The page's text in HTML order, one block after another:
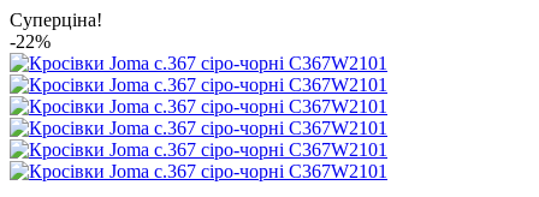
Суперціна!
-22%